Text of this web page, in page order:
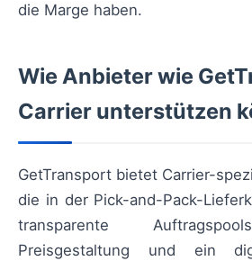
die Marge haben.
Wie Anbieter wie
Carrier unterstützen
GetTransport bietet Carrier-
die in der Pick-and-Pack-
transparente
Preisgestaltung und ein